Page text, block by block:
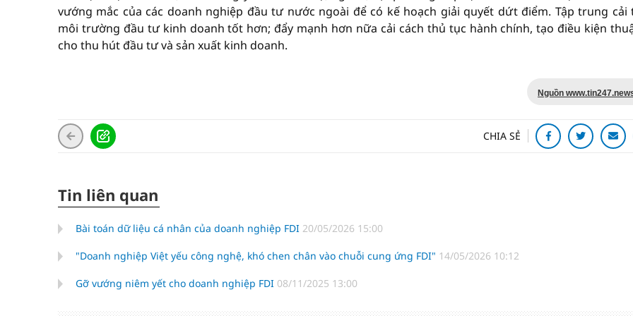
vướng mắc của các doanh nghiệp đầu tư nước ngoài để có kế hoạch giải quyết dứt điểm. Tập trung cải
môi trường đầu tư kinh doanh tốt hơn; đẩy mạnh hơn nữa cải cách thủ tục hành chính, tạo điều kiện
cho thu hút đầu tư và sản xuất kinh doanh.
Nguồn
CHIA SẺ
Tin liên quan
Bài toán dữ liệu cá nhân của doanh nghiệp FDI 20/05/2026 15:00
"Doanh nghiệp Việt yếu công nghệ, khó chen chân vào chuỗi cung ứng FDI" 14/05/2026 10:12
Gỡ vướng niêm yết cho doanh nghiệp FDI 08/11/2025 13:00